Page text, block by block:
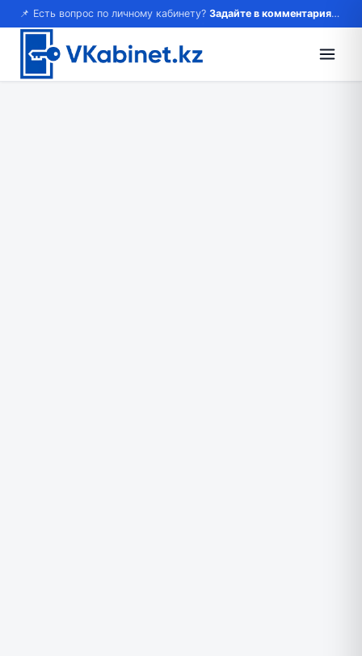
📌 Есть вопрос по личному кабинету? Задайте в комментариях — ответим!